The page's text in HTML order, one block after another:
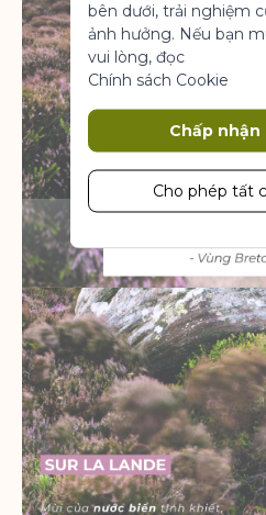
Thông số sản phẩm
Cookie tiếp thị được
dõi và thu thập các
khách truy cập trên
lưu trữ dữ liệu người
cáo nhắm mục tiêu
đối tượng hơn.
người dùng tùy
được cung cấp theo
thập được.
Thông số sản phẩm
Phân tích
Một bộ cookie để
bên dưới, trải nghiệm
ảnh hưởng. Nếu bạn
vui lòng, đọc
Chính sách Cookie
Chấp nhận
Cho phép tất